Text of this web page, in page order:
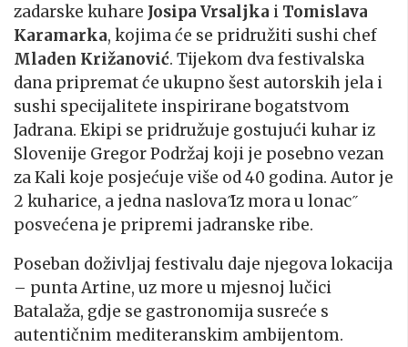
zadarske kuhare Josipa Vrsaljka i Tomislava
Karamarka, kojima će se pridružiti sushi chef
Mladen Križanović. Tijekom dva festivalska
dana pripremat će ukupno šest autorskih jela i
sushi specijalitete inspirirane bogatstvom
Jadrana. Ekipi se pridružuje gostujući kuhar iz
Slovenije Gregor Podržaj koji je posebno vezan
za Kali koje posjećuje više od 40 godina. Autor je
2 kuharice, a jedna naslova ̋Iz mora u lonac ̋
posvećena je pripremi jadranske ribe.
Poseban doživljaj festivalu daje njegova lokacija
– punta Artine, uz more u mjesnoj lučici
Batalaža, gdje se gastronomija susreće s
autentičnim mediteranskim ambijentom.